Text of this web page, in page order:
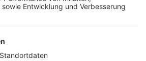
durch
versorgt. Die Techniker seien im